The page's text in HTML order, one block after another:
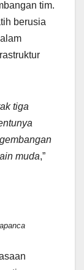
tim.
berusia
tiga
muda,”